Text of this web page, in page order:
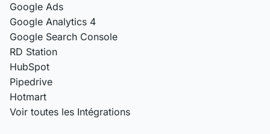
Google Ads
Google Analytics 4
Google Search Console
RD Station
HubSpot
Pipedrive
Hotmart
Voir toutes les Intégrations